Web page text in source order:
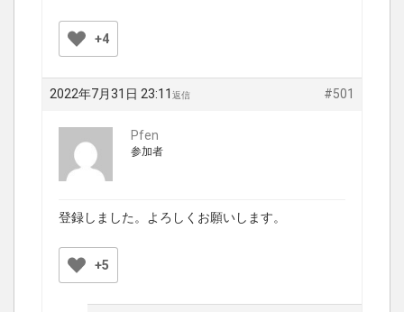
+4
2022年7月31日 23:11 #501
返信
Pfen
参加者
登録しました。よろしくお願いします。
+5